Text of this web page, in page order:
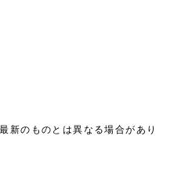
新のものとは異なる場合があり